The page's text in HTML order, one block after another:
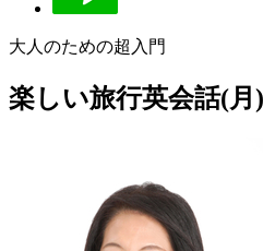
大人のための超入門
楽しい旅行英会話(月)